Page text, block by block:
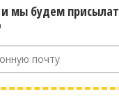
и мы будем